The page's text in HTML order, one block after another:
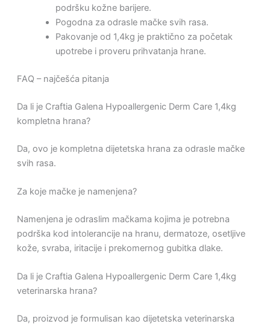
podršku kožne barijere.
Pogodna za odrasle mačke svih rasa.
Pakovanje od 1,4kg je praktično za početak
upotrebe i proveru prihvatanja hrane.
FAQ – najčešća pitanja
Da li je Craftia Galena Hypoallergenic Derm Care 1,4kg
kompletna hrana?
Da, ovo je kompletna dijetetska hrana za odrasle mačke
svih rasa.
Za koje mačke je namenjena?
Namenjena je odraslim mačkama kojima je potrebna
podrška kod intolerancije na hranu, dermatoze, osetljive
kože, svraba, iritacije i prekomernog gubitka dlake.
Da li je Craftia Galena Hypoallergenic Derm Care 1,4kg
veterinarska hrana?
Da, proizvod je formulisan kao dijetetska veterinarska